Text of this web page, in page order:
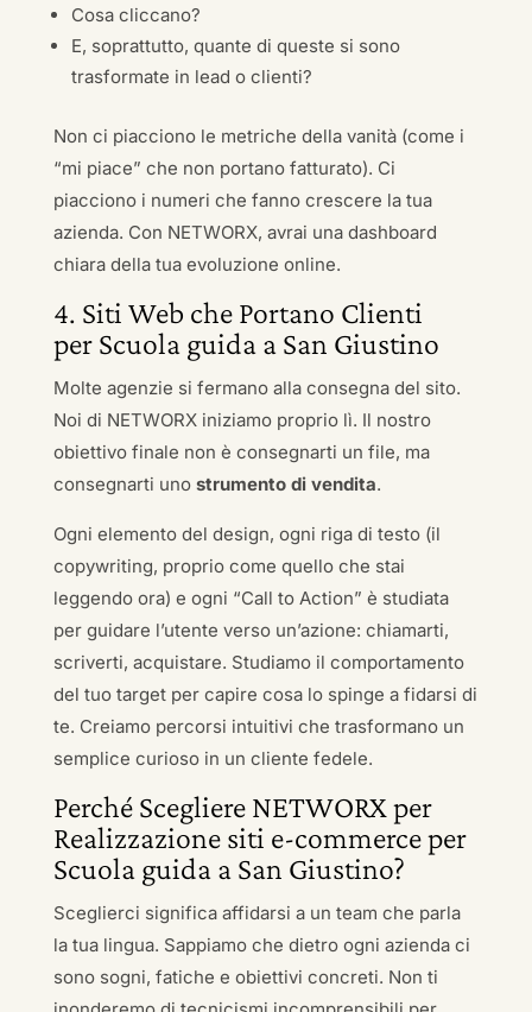
Cosa cliccano?
E, soprattutto, quante di queste si sono
trasformate in lead o clienti?
Non ci piacciono le metriche della vanità (come i
“mi piace” che non portano fatturato). Ci
piacciono i numeri che fanno crescere la tua
azienda. Con NETWORX, avrai una dashboard
chiara della tua evoluzione online.
4. Siti Web che Portano Clienti
per Scuola guida a San Giustino
Molte agenzie si fermano alla consegna del sito.
Noi di NETWORX iniziamo proprio lì. Il nostro
obiettivo finale non è consegnarti un file, ma
consegnarti uno strumento di vendita.
Ogni elemento del design, ogni riga di testo (il
copywriting, proprio come quello che stai
leggendo ora) e ogni “Call to Action” è studiata
per guidare l’utente verso un’azione: chiamarti,
scriverti, acquistare. Studiamo il comportamento
del tuo target per capire cosa lo spinge a fidarsi di
te. Creiamo percorsi intuitivi che trasformano un
semplice curioso in un cliente fedele.
Perché Scegliere NETWORX per
Realizzazione siti e-commerce per
Scuola guida a San Giustino?
Sceglierci significa affidarsi a un team che parla
la tua lingua. Sappiamo che dietro ogni azienda ci
sono sogni, fatiche e obiettivi concreti. Non ti